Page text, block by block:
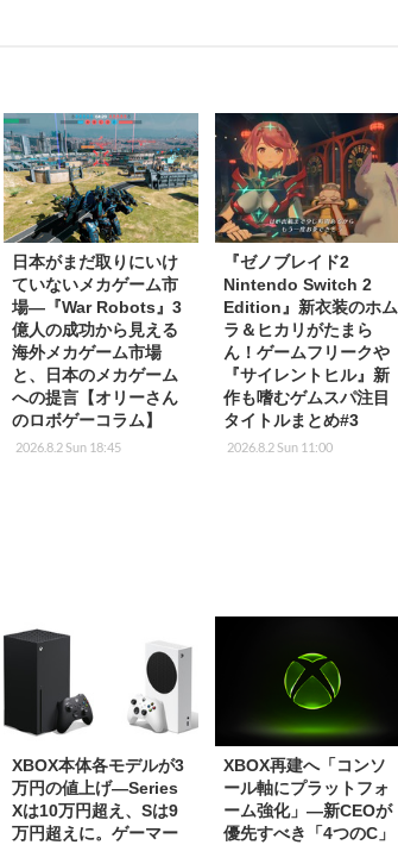
日本がまだ取りにいけ
ていないメカゲーム市
場―『War Robots』3
億人の成功から見える
海外メカゲーム市場
と、日本のメカゲーム
への提言【オリーさん
のロボゲーコラム】
2026.8.2 Sun 18:45
『ゼノブレイド2
Nintendo Switch 2
Edition』新衣装のホム
ラ＆ヒカリがたまら
ん！ゲームフリークや
『サイレントヒル』新
作も嗜むゲムスパ注目
タイトルまとめ#3
2026.8.2 Sun 11:00
XBOX本体各モデルが3
万円の値上げ―Series
Xは10万円超え、Sは9
万円超えに。ゲーマー
XBOX再建へ「コンソ
ール軸にプラットフォ
ーム強化」―新CEOが
優先すべき「4つのC」